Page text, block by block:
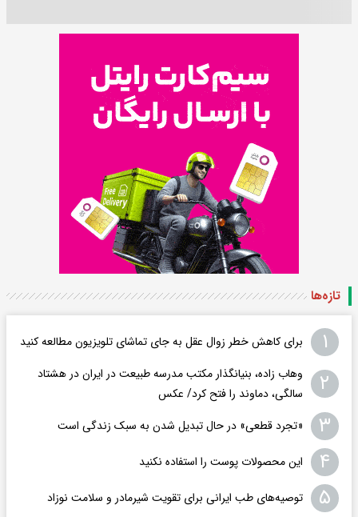
تازه‌ها
۱ برای کاهش خطر زوال عقل به جای تماشای تلویزیون مطالعه کنید
۲
وهاب زاده، بنیانگذار مکتب مدرسه طبیعت در ایران در هشتاد
سالگی، دماوند را فتح کرد/ عکس
۳ «تجرد قطعی» در حال تبدیل شدن به سبک زندگی است
۴ این محصولات پوست را استفاده نکنید
۵ توصیه‌های طب ایرانی برای تقویت شیرمادر و سلامت نوزاد